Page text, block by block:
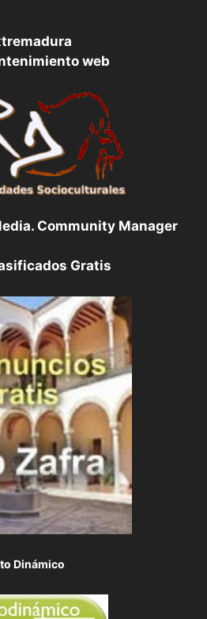
web
Community Manager
Gratis
Dinámico